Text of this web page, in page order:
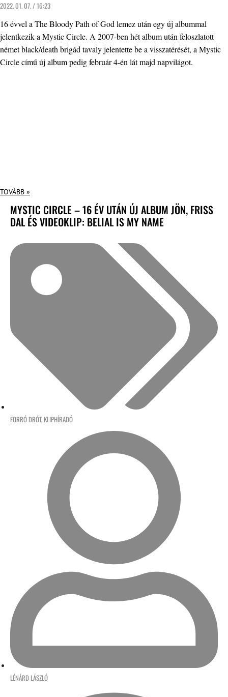
2022. 01. 07. / 16:23
16 évvel a The Bloody Path of God lemez után egy új albummal
jelentkezik a Mystic Circle. A 2007-ben hét album után feloszlatott
német black/death brigád tavaly jelentette be a visszatérését, a Mystic
Circle című új album pedig február 4-én lát majd napvilágot.
TOVÁBB »
MYSTIC CIRCLE – 16 ÉV UTÁN ÚJ ALBUM JÖN, FRISS
DAL ÉS VIDEOKLIP: BELIAL IS MY NAME
FORRÓ DRÓT, KLIPHÍRADÓ
LÉNÁRD LÁSZLÓ